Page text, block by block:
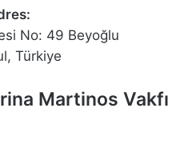
No: 49 Beyoğlu
Türkiye
Martinos Vakfı